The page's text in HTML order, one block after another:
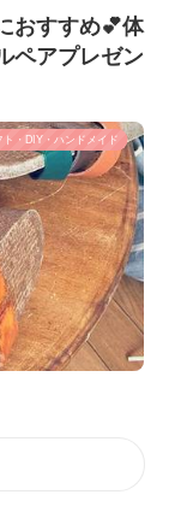
おすすめ💕体
ペアプレゼン
ト・DIY・ハンドメイド